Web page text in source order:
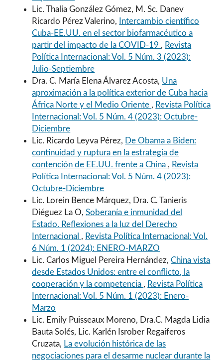
Lic. Thalia González Gómez, M. Sc. Danev
Ricardo Pérez Valerino,
Intercambio científico
Cuba-EE.UU. en el sector biofarmacéutico a
partir del impacto de la COVID-19 , Revista
Política Internacional: Vol. 5 Núm. 3 (2023):
Julio-Septiembre
Dra. C. María Elena Álvarez Acosta, Una
aproximación a la política exterior de Cuba hacia
África Norte y el Medio Oriente , Revista Política
Internacional: Vol. 5 Núm. 4 (2023): Octubre-
Diciembre
Lic. Ricardo Leyva Pérez, De Obama a Biden:
continuidad y ruptura en la estrategia de
contención de EE.UU. frente a China , Revista
Política Internacional: Vol. 5 Núm. 4 (2023):
Octubre-Diciembre
Lic. Lorein Bence Márquez, Dra. C. Tanieris
Diéguez La O,Soberanía e inmunidad del
Estado. Reflexiones a la luz del Derecho
Internacional , Revista Política Internacional: Vol.
6 Núm. 1 (2024): ENERO-MARZO
Lic. Carlos Miguel Pereira Hernández,China vista
desde Estados Unidos: entre el conflicto, la
cooperación y la competencia , Revista Política
Internacional: Vol. 5 Núm. 1 (2023): Enero-
Marzo
Lic. Emily Puisseaux Moreno, Dra.C. Magda Lidia
Bauta Solés, Lic. Karlén Isrober Regaiferos
Cruzata, La evolución histórica de las
negociaciones para el desarme nuclear durante la